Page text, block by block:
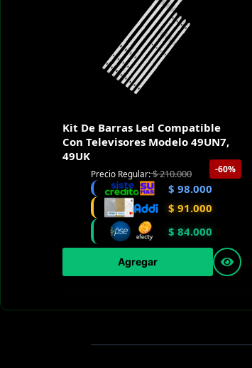
Kit De Barras Led Compatible
Con Televisores Modelo 49UN7,
49UK
-60%
Precio Regular:$210.000
$ 98.000
$ 91.000
$ 84.000
Agregar